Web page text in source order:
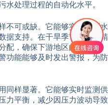
水处理过程的自动化水平。
不可或缺。它能够实时监测水
据支持。在干旱季节，通过精
配，确保下游地区的供水需
功能能够及时发出警报，为防
同样显著。它能够实时监测供
力平衡，减少因压力波动导致